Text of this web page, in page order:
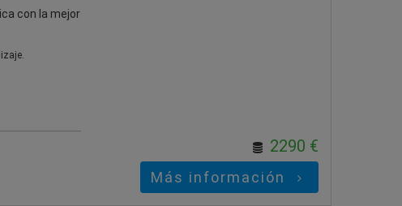
con la mejor
2290 €
Más información